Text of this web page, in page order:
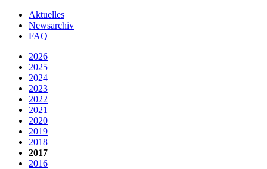
Aktuelles
Newsarchiv
FAQ
2026
2025
2024
2023
2022
2021
2020
2019
2018
2017
2016